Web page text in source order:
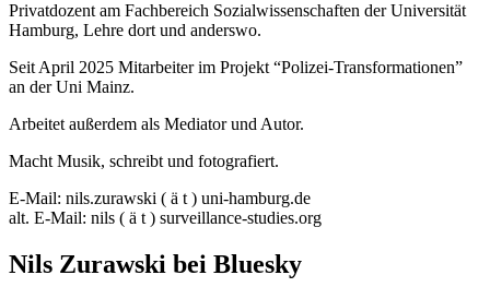
Privatdozent am Fachbereich Sozialwissenschaften der Universität
Hamburg, Lehre dort und anderswo.
Seit April 2025 Mitarbeiter im Projekt “Polizei-Transformationen”
an der Uni Mainz.
Arbeitet außerdem als Mediator und Autor.
Macht Musik, schreibt und fotografiert.
E-Mail: nils.zurawski ( ä t ) uni-hamburg.de
alt. E-Mail: nils ( ä t ) surveillance-studies.org
Nils Zurawski bei Bluesky